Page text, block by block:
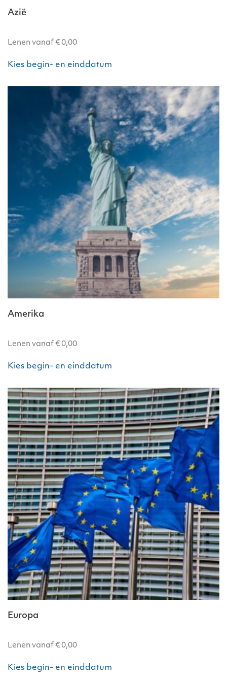
Azië
Lenen vanaf € 0,00
Kies begin- en einddatum
Amerika
Lenen vanaf € 0,00
Kies begin- en einddatum
meerdere
variaties.
Deze
optie
kan
gekozen
worden
op
de
productpagina
Europa
Lenen vanaf € 0,00
Kies begin- en einddatum